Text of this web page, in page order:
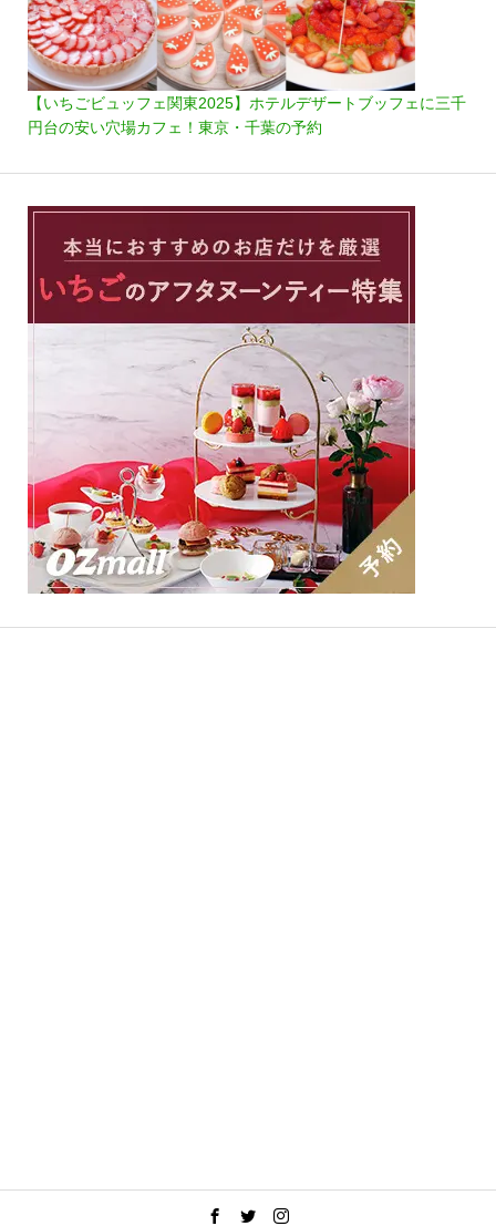
【いちごビュッフェ関東2025】ホテルデザートブッフェに三千
円台の安い穴場カフェ！東京・千葉の予約